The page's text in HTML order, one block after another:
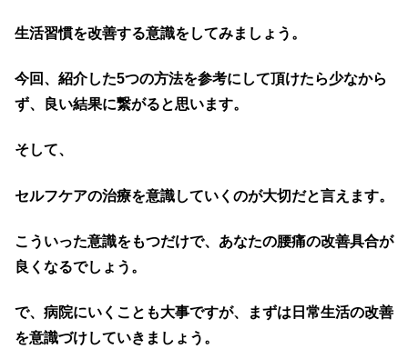
生活習慣を改善する意識をしてみましょう。
今回、紹介した5つの方法を参考にして頂けたら少なから
ず、良い結果に繋がると思います。
そして、
セルフケアの治療を意識していくのが大切だと言えます。
こういった意識をもつだけで、あなたの腰痛の改善具合が
良くなるでしょう。
で、病院にいくことも大事ですが、まずは日常生活の改善
を意識づけしていきましょう。